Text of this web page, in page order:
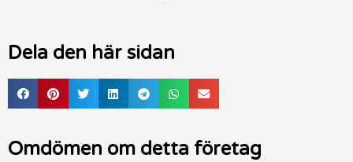
Dela den här sidan
Omdömen om detta företag